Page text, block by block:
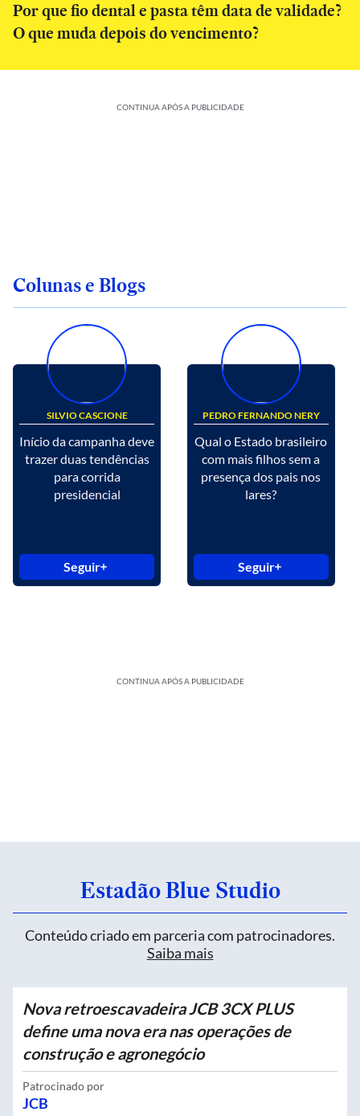
Por que fio dental e pasta têm data de validade?
O que muda depois do vencimento?
CONTINUA APÓS A PUBLICIDADE
Colunas e Blogs
SILVIO CASCIONE
Início da campanha deve
trazer duas tendências
para corrida
presidencial
Seguir
PEDRO FERNANDO NERY
Qual o Estado brasileiro
com mais filhos sem a
presença dos pais nos
lares?
Seguir
CONTINUA APÓS A PUBLICIDADE
Estadão Blue Studio
Conteúdo criado em parceria com patrocinadores.
Saiba mais
Nova retroescavadeira JCB 3CX PLUS
define uma nova era nas operações de
construção e agronegócio
Patrocinado por
JCB